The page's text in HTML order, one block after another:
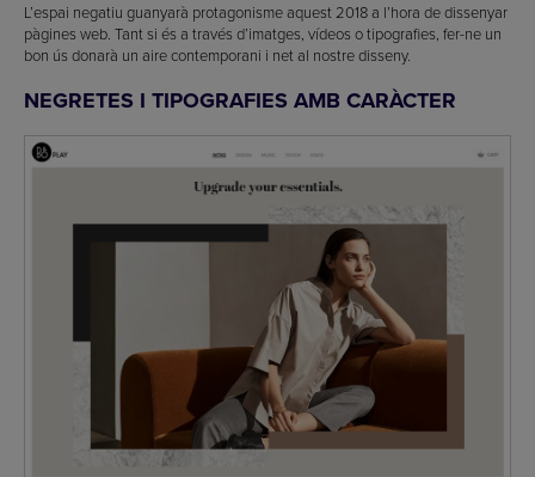
L’espai negatiu guanyarà protagonisme aquest 2018 a l’hora de dissenyar
pàgines web. Tant si és a través d’imatges, vídeos o tipografies, fer-ne un
bon ús donarà un aire contemporani i net al nostre disseny.
NEGRETES I TIPOGRAFIES AMB CARÀCTER